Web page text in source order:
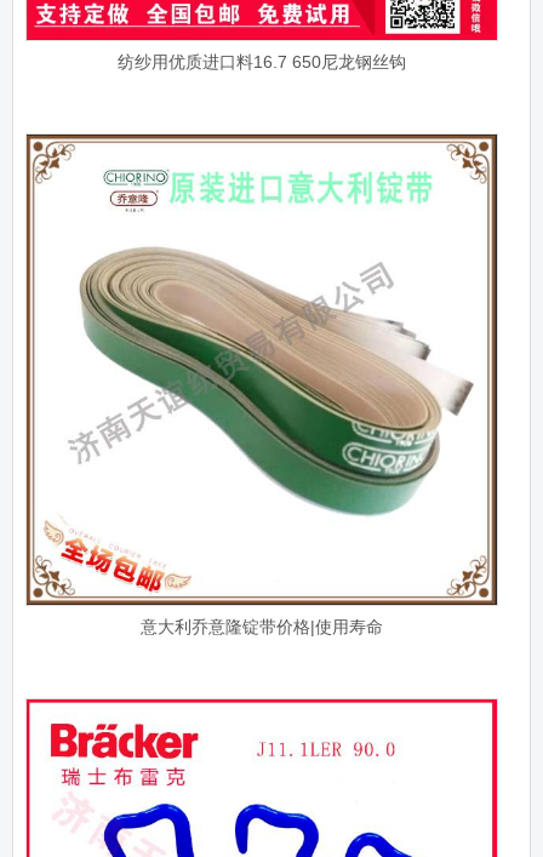
纺纱用优质进口料16.7 650尼龙钢丝钩
意大利乔意隆锭带价格|使用寿命